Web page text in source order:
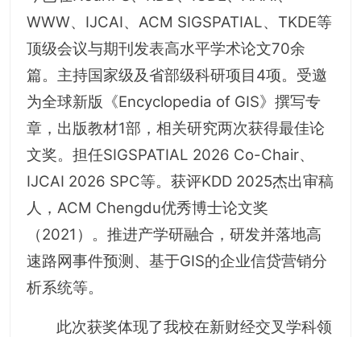
WWW、IJCAI、ACM SIGSPATIAL、TKDE等
顶级会议与期刊发表高水平学术论文70余
篇。主持国家级及省部级科研项目4项。受邀
为全球新版《Encyclopedia of GIS》撰写专
章，出版教材1部，相关研究两次获得最佳论
文奖。担任SIGSPATIAL 2026 Co-Chair、
IJCAI 2026 SPC等。获评KDD 2025杰出审稿
人，ACM Chengdu优秀博士论文奖
（2021）。推进产学研融合，研发并落地高
速路网事件预测、基于GIS的企业信贷营销分
析系统等。
此次获奖体现了我校在新财经交叉学科领